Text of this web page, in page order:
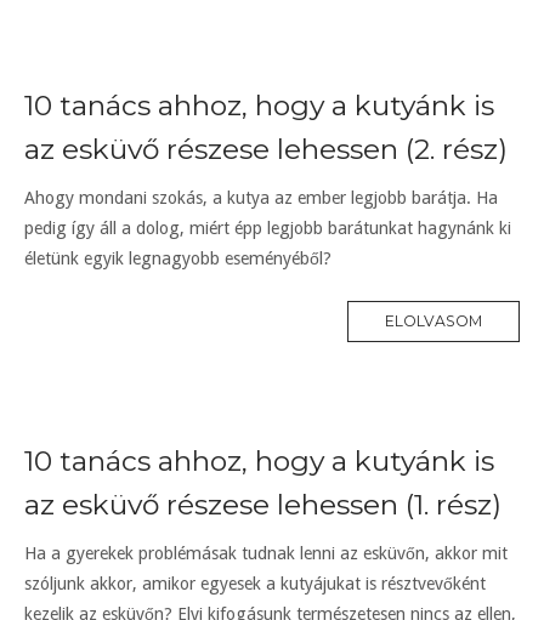
10 tanács ahhoz, hogy a kutyánk is
az esküvő részese lehessen (2. rész)
Ahogy mondani szokás, a kutya az ember legjobb barátja. Ha
pedig így áll a dolog, miért épp legjobb barátunkat hagynánk ki
életünk egyik legnagyobb eseményéből?
ELOLVASOM
10 tanács ahhoz, hogy a kutyánk is
az esküvő részese lehessen (1. rész)
Ha a gyerekek problémásak tudnak lenni az esküvőn, akkor mit
szóljunk akkor, amikor egyesek a kutyájukat is résztvevőként
kezelik az esküvőn? Elvi kifogásunk természetesen nincs az ellen,